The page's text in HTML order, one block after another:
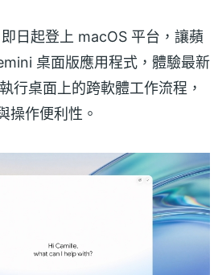
日起登上 macOS 平台，讓蘋
桌面版應用程式，體驗最新
行桌面上的跨軟體工作流程，
操作便利性。